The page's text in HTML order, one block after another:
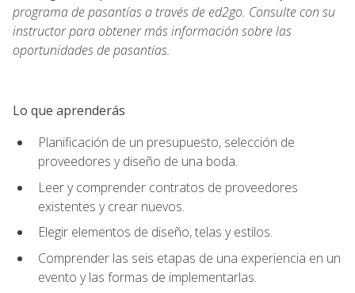
programa de pasantías a través de ed2go. Consulte con su
instructor para obtener más información sobre las
oportunidades de pasantías.
Lo que aprenderás
Planificación de un presupuesto, selección de
proveedores y diseño de una boda.
Leer y comprender contratos de proveedores
existentes y crear nuevos.
Elegir elementos de diseño, telas y estilos.
Comprender las seis etapas de una experiencia en un
evento y las formas de implementarlas.